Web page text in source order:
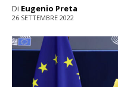
Di Eugenio Preta
26 SETTEMBRE 2022